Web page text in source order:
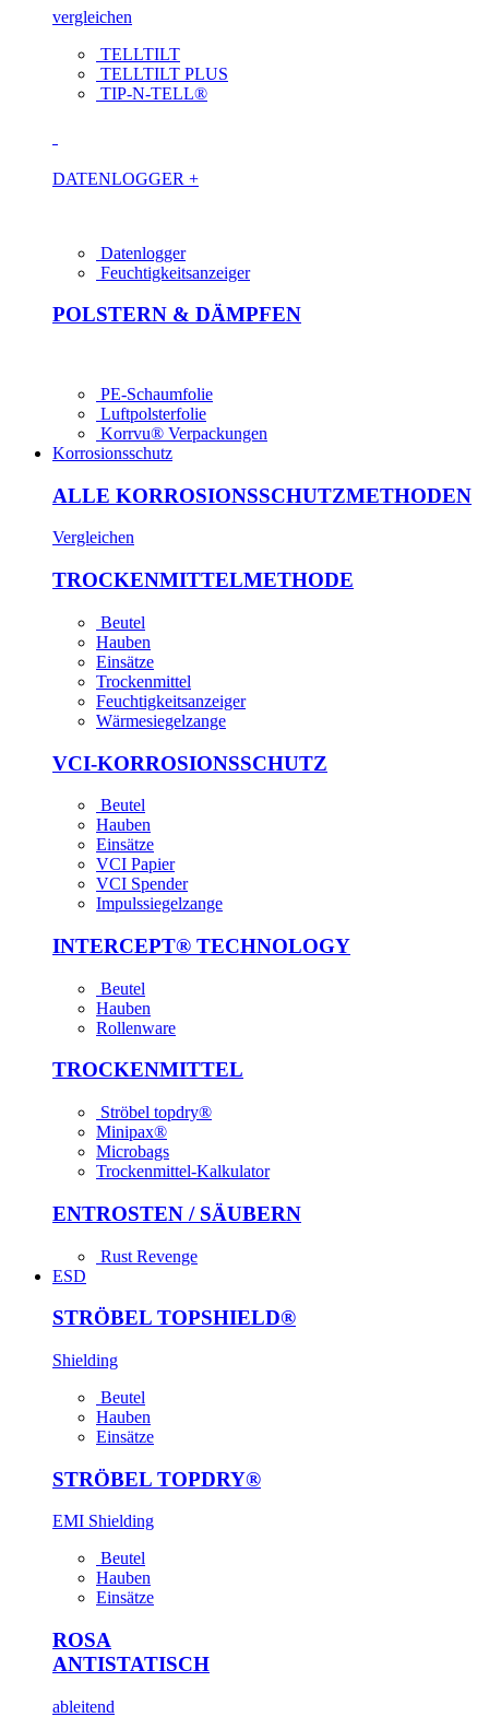
vergleichen
TELLTILT
TELLTILT PLUS
TIP-N-TELL®
DATEN­LOGGER +
Datenlogger
Feuchtigkeitsanzeiger
POLSTERN & DÄMPFEN
PE-Schaumfolie
Luftpolsterfolie
Korrvu® Verpackungen
Korrosionsschutz
ALLE KORROSIONS­SCHUTZ­METHODEN
Vergleichen
TROCKEN­MITTEL­METHODE
Beutel
Hauben
Einsätze
Trockenmittel
Feuchtigkeits­anzeiger
Wärme­siegel­zange
VCI-KORROSIONS­SCHUTZ
Beutel
Hauben
Einsätze
VCI Papier
VCI Spender
Impuls­siegel­zange
INTER­CEPT® TECH­NOLOGY
Beutel
Hauben
Rollenware
TROCKEN­MITTEL
Ströbel topdry®
Minipax®
Microbags
Trockenmittel-Kalkulator
ENTROSTEN / SÄUBERN
Rust Revenge
ESD
STRÖBEL TOPSHIELD®
Shielding
Beutel
Hauben
Einsätze
STRÖBEL TOPDRY®
EMI Shielding
Beutel
Hauben
Einsätze
ROSA
ANTI­STATISCH
ableitend